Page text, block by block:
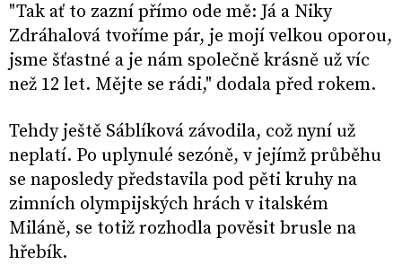
"Tak ať to zazní přímo ode mě: Já a Niky
Zdráhalová tvoříme pár, je mojí velkou oporou,
jsme šťastné a je nám společně krásně už víc
než 12 let. Mějte se rádi," dodala před rokem.
Tehdy ještě Sáblíková závodila, což nyní už
neplatí. Po uplynulé sezóně, v jejímž průběhu
se naposledy představila pod pěti kruhy na
zimních olympijských hrách v italském
Miláně, se totiž rozhodla pověsit brusle na
hřebík.